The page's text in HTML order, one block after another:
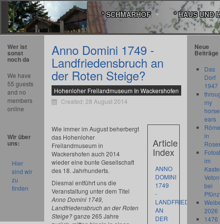
* SCHMARHOF * HAUS UND
Anno Domini 1749 -
Landfriedensbruch an
der Roten Steige?
Hohenloher Freilandmuseum In Wackershofen
Created: 28 August 2014
Article
Index
ANNO
DOMINI
1749
-
AN
DER
Wie immer im August beherbergt
das Hohenloher
Freilandmuseum in
Wackershofen auch 2014
wieder eine bunte Gesellschaft
des 18. Jahrhunderts.
Diesmal entführt uns die
Veranstaltung unter dem Titel
Anno Domini 1749,
Landfriedensbruch an der Roten
Steige?ganze 265 Jahre
Wer ist
sonst
noch da
We have
55 guests
and no
members
online
Wir über
uns:
Hier
sind wir
zu
finden
Neue
Beiträge
Das
Dorf
1947
my
ears
in
im
bei
Pfünz
2026
1476